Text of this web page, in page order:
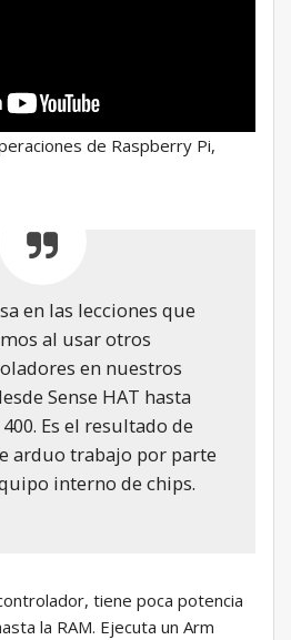
de Raspberry Pi,
en las lecciones que
al usar otros
en nuestros
Sense HAT hasta
Es el resultado de
arduo trabajo por parte
interno de chips.
tiene poca potencia
la RAM. Ejecuta un Arm